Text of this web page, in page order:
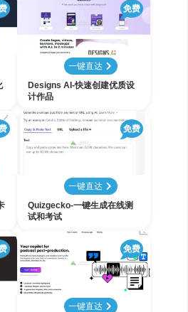
免费
一键直达
Designs AI-快速创建优质设
计作品
免费
一键直达
Quizgecko-一键生成在线测
试和考试
免费
一键直达